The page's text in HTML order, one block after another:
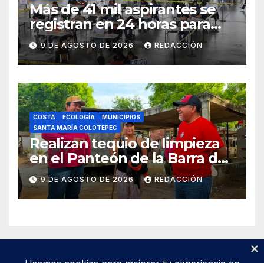
Más de 41 mil aspirantes se
registran en 24 horas para
repetir examen de la UNAM
9 DE AGOSTO DE 2026 REDACCIÓN
COSTA ECOLOGÍA
MUNICIPIOS
SANTA MARÍA COLOTEPEC
Realizan tequio de limpieza
en el Panteón de la Barra de
Colotepec
9 DE AGOSTO DE 2026 REDACCIÓN